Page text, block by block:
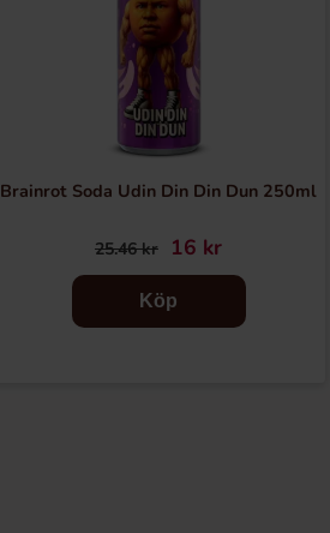
Brainrot Soda Udin Din Din Dun 250ml
25.46 kr 16 kr
Köp